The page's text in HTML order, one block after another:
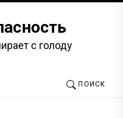
с голоду
ПОИСК